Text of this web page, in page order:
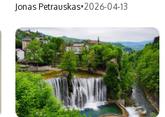
Jonas Petrauskas•2026-04-13